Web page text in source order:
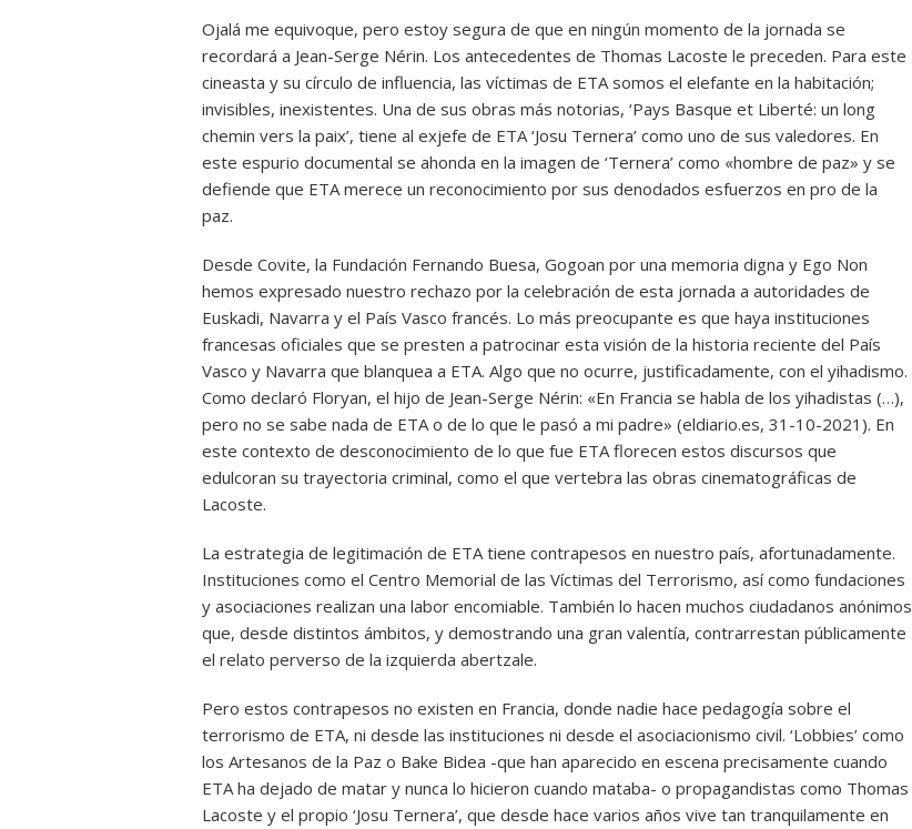
Ojalá me equivoque, pero estoy segura de que en ningún momento de la jornada se
recordará a Jean-Serge Nérin. Los antecedentes de Thomas Lacoste le preceden. Para este
cineasta y su círculo de influencia, las víctimas de ETA somos el elefante en la habitación;
invisibles, inexistentes. Una de sus obras más notorias, ‘Pays Basque et Liberté: un long
chemin vers la paix’, tiene al exjefe de ETA ‘Josu Ternera’ como uno de sus valedores. En
este espurio documental se ahonda en la imagen de ‘Ternera’ como «hombre de paz» y se
defiende que ETA merece un reconocimiento por sus denodados esfuerzos en pro de la
paz.
Desde Covite, la Fundación Fernando Buesa, Gogoan por una memoria digna y Ego Non
hemos expresado nuestro rechazo por la celebración de esta jornada a autoridades de
Euskadi, Navarra y el País Vasco francés. Lo más preocupante es que haya instituciones
francesas oficiales que se presten a patrocinar esta visión de la historia reciente del País
Vasco y Navarra que blanquea a ETA. Algo que no ocurre, justificadamente, con el yihadismo.
Como declaró Floryan, el hijo de Jean-Serge Nérin: «En Francia se habla de los yihadistas (…),
pero no se sabe nada de ETA o de lo que le pasó a mi padre» (eldiario.es, 31-10-2021). En
este contexto de desconocimiento de lo que fue ETA florecen estos discursos que
edulcoran su trayectoria criminal, como el que vertebra las obras cinematográficas de
Lacoste.
La estrategia de legitimación de ETA tiene contrapesos en nuestro país, afortunadamente.
Instituciones como el Centro Memorial de las Víctimas del Terrorismo, así como fundaciones
y asociaciones realizan una labor encomiable. También lo hacen muchos ciudadanos anónimos
que, desde distintos ámbitos, y demostrando una gran valentía, contrarrestan públicamente
el relato perverso de la izquierda abertzale.
Pero estos contrapesos no existen en Francia, donde nadie hace pedagogía sobre el
terrorismo de ETA, ni desde las instituciones ni desde el asociacionismo civil. ‘Lobbies’ como
los Artesanos de la Paz o Bake Bidea -que han aparecido en escena precisamente cuando
ETA ha dejado de matar y nunca lo hicieron cuando mataba- o propagandistas como Thomas
Lacoste y el propio ‘Josu Ternera’, que desde hace varios años vive tan tranquilamente en